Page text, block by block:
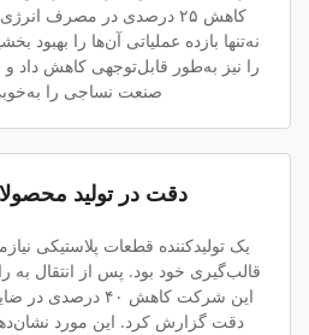
کاهش ۲۵ درصدی در مصرف
نه‌تنها بازده عملیاتی آن‌ها را بهبود
را نیز به‌طور قابل‌توجهی کاهش داد
صنعت نساجی را
دقت در تولید
یک تولیدکننده قطعات پلاستیکی
این شرکت کاهش ۴۰
دقت گزارش کرد. این مورد